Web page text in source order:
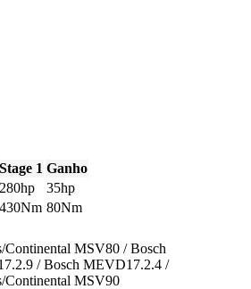
Stage 1 Ganho
280hp
35hp
430Nm 80Nm
Continental MSV80 / Bosch
/ Bosch MEVD17.2.4 /
Continental MSV90